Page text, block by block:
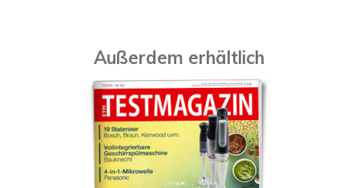
Außerdem erhältlich